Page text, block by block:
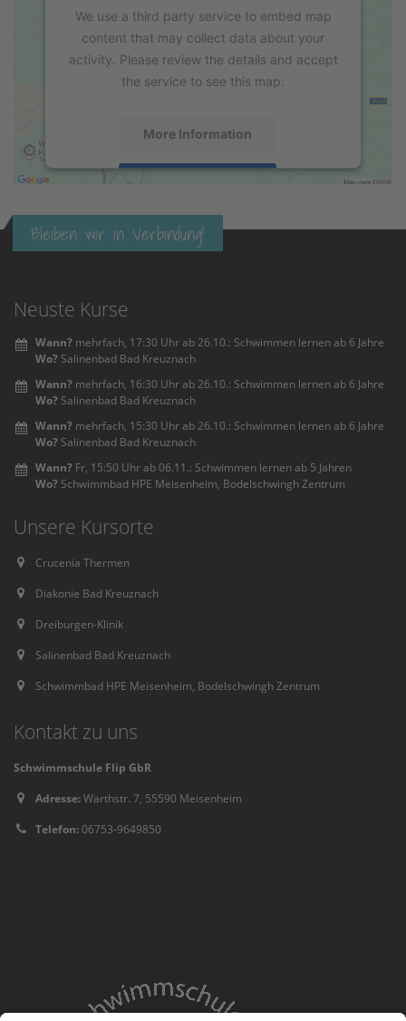
We use a third party service to embed map
content that may collect data about your
activity. Please review the details and accept
the service to see this map.
More Information
powered byUsercentrics Consent
Management Platform&eRecht24
Bleiben wir in Verbindung!
Neuste Kurse
Wann? mehrfach, 17:30 Uhr ab 26.10.: Schwimmen lernen ab 6 Jahre
Wo? Salinenbad Bad Kreuznach
Wann? mehrfach, 16:30 Uhr ab 26.10.: Schwimmen lernen ab 6 Jahre
Wo? Salinenbad Bad Kreuznach
Wann? mehrfach, 15:30 Uhr ab 26.10.: Schwimmen lernen ab 6 Jahre
Wo? Salinenbad Bad Kreuznach
Wann? Fr, 15:50 Uhr ab 06.11.: Schwimmen lernen ab 5 Jahren
Wo? Schwimmbad HPE Meisenheim, Bodelschwingh Zentrum
Unsere Kursorte
Crucenia Thermen
Diakonie Bad Kreuznach
Dreiburgen-Klinik
Salinenbad Bad Kreuznach
Schwimmbad HPE Meisenheim, Bodelschwingh Zentrum
Kontakt zu uns
Schwimmschule Flip GbR
Adresse:Warthstr. 7, 55590 Meisenheim
Telefon:06753-9649850